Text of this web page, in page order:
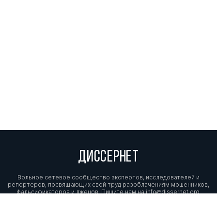
ДИССЕРНЕТ
Вольное сетевое сообщество экспертов, исследователей и
репортеров, посвящающих свой труд разоблачениям мошенников,
фальсификаторов и лжецов. Пишите нам наinfo@dissernet.org.